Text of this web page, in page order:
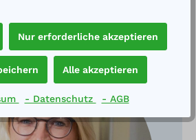
Nur erforderliche akzeptieren
Alle akzeptieren
- Datenschutz - AGB